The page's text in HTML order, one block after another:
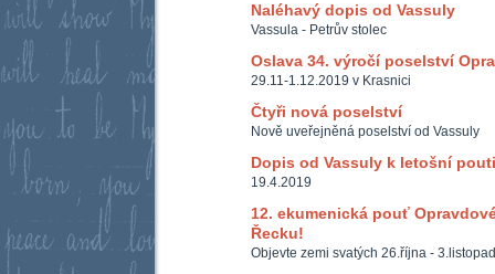
Naléhavý dopis od Vassuly
Vassula - Petrův stolec
Oslava 34. výročí poselství
29.11-1.12.2019 v Krasnici
Čtyři nová poselství
Nově uveřejněná poselství od Vassuly
Dopis od Vassuly k letošní
19.4.2019
12. ekumenická pouť
Řecku!
Objevte zemi svatých 26.října -